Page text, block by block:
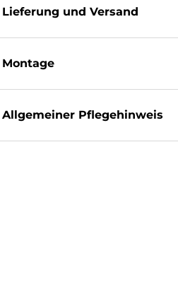
Lieferung und Versand
Montage
Allgemeiner Pflegehinweis